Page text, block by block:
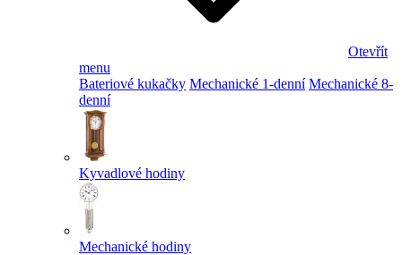
Otevřít
menu
Bateriové kukačky Mechanické 1-denní Mechanické 8-
denní
Kyvadlové hodiny
Mechanické hodiny